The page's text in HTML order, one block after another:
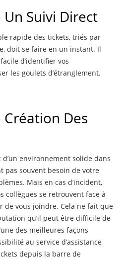
Suivi Direct
rapide des tickets, triés par
doit se faire en un instant. Il
d’identifier vos
les goulets d’étranglement.
Création Des
environnement solide dans
pas souvent besoin de votre
Mais en cas d’incident,
collègues se retrouvent face à
de vous joindre. Cela ne fait que
qu’il peut être difficile de
des meilleures façons
au service d’assistance
depuis la barre de